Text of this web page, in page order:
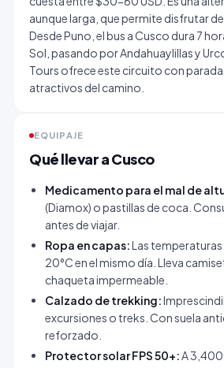
aunque larga, que permite disfrutar
Desde Puno, el bus a Cusco dura 7
Sol, pasando por Andahuaylillas y
Tours ofrece este circuito con
atractivos del camino.
EQUIPAJE
Qué llevar a Cusco
Medicamento para el mal de
(Diamox) o pastillas de coca.
antes de viajar.
Ropa en capas:Las temperaturas
20°C en el mismo día. Lleva
chaqueta impermeable.
Calzado de trekking:
excursiones o treks. Con suela
reforzado.
Protector solar FPS 50+:A 3,400